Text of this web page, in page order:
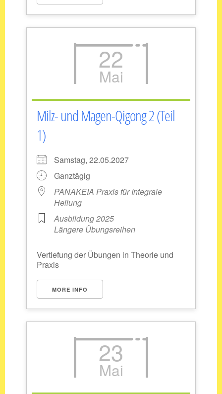
22
Mai
Milz- und Magen-Qigong 2 (Teil
1)
Samstag, 22.05.2027
Ganztägig
PANAKEIA Praxis für Integrale
Heilung
Ausbildung 2025
Längere Übungsreihen
Vertiefung der Übungen in Theorie und
Praxis
MORE INFO
23
Mai